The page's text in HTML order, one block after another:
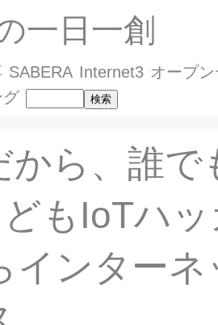
一日一創
SABERA Internet3 オープ
グ
から、誰で
もIoTハ
インター